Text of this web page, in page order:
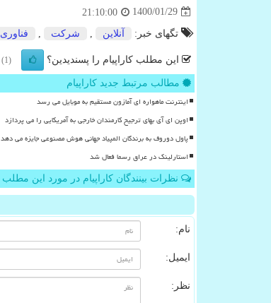
1400/01/29
21:10:00
تگهای خبر: آنلاین شركت فناوری
این مطلب کاراپیام را پسندیدین؟ (1)
مطالب مرتبط جدید کاراپیام
اینترنت ماهواره ای آمازون مستقیم به موبایل می رسد
اوپن ای آی بهای ترجیح کارمندان خارجی به آمریکایی را می پردازد
پاول دوروف به برندگان المپیاد جهانی هوش مصنوعی جایزه می دهد
استارلینک در عراق رسما فعال شد
نظرات بینندگان کاراپیام در مورد این مطلب
نام:
ایمیل:
نظر: